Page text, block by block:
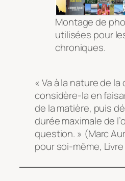
Montage de
utilisées pour
chroniques.
« Va à la nature de
considère-la en
de la matière, puis
durée maximale de
question. » (Marc
pour soi-même,